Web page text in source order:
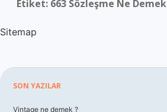
Hakkımızda
Etiket: 663 Sözleşme Ne Demek
Sitemap
Sidebar
SON YAZILAR
Vintage ne demek ?